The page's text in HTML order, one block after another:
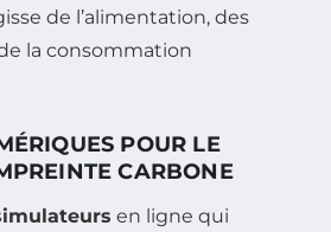
de l’alimentation, des
la consommation
POUR LE
CARBONE
en ligne qui